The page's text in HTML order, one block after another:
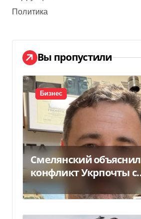
Политика
Вы пропустили
Бизнес
Смелянский объяснил
конфликт Укрпочты с
НБУ из-за платежек